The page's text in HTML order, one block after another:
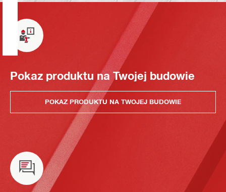
Pokaz produktu na Twojej budowie
POKAZ PRODUKTU NA TWOJEJ BUDOWIE